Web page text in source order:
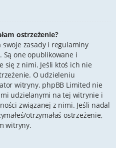
ostrzeżenie?
zasady i regulaminy
one opublikowane i
się z nimi. Jeśli ktoś ich nie
O udzieleniu
witryny. phpBB Limited nie
udzielanymi na tej witrynie i
związanej z nimi. Jeśli nadal
otrzymałaś ostrzeżenie,
witryny.